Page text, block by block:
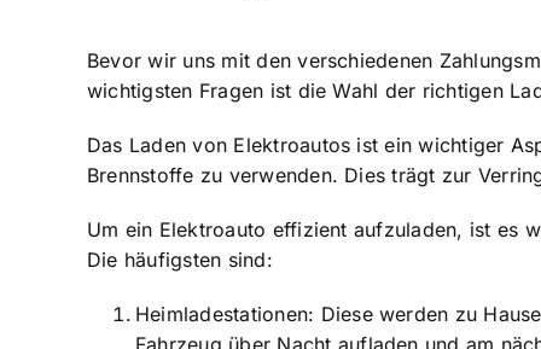
Bevor wir uns mit den verschiedenen
wichtigsten Fragen ist die Wahl der richtigen
Das Laden von Elektroautos ist ein wichtiger
Brennstoffe zu verwenden. Dies trägt zur
Um ein Elektroauto effizient aufzuladen, ist es
Die häufigsten sind:
Heimladestationen: Diese werden zu